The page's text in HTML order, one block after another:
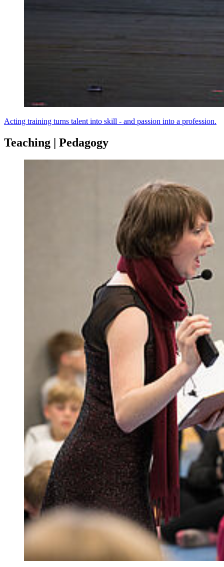
Acting training turns talent into skill - and passion into a profession.
Teaching | Pedagogy